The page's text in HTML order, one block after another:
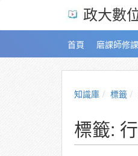
政大數
首頁 磨課師修
知識庫 標籤
標籤: